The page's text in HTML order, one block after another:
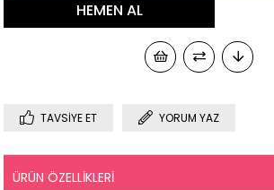
TAVSIYE ET YORUM YAZ
ÜRÜN ÖZELLIKLERI